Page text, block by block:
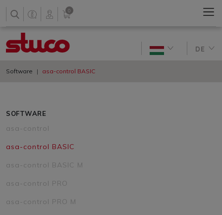
0
DE
Software asa-control BASIC
SOFTWARE
asa-control
asa-control BASIC
asa-control BASIC M
asa-control PRO
asa-control PRO M